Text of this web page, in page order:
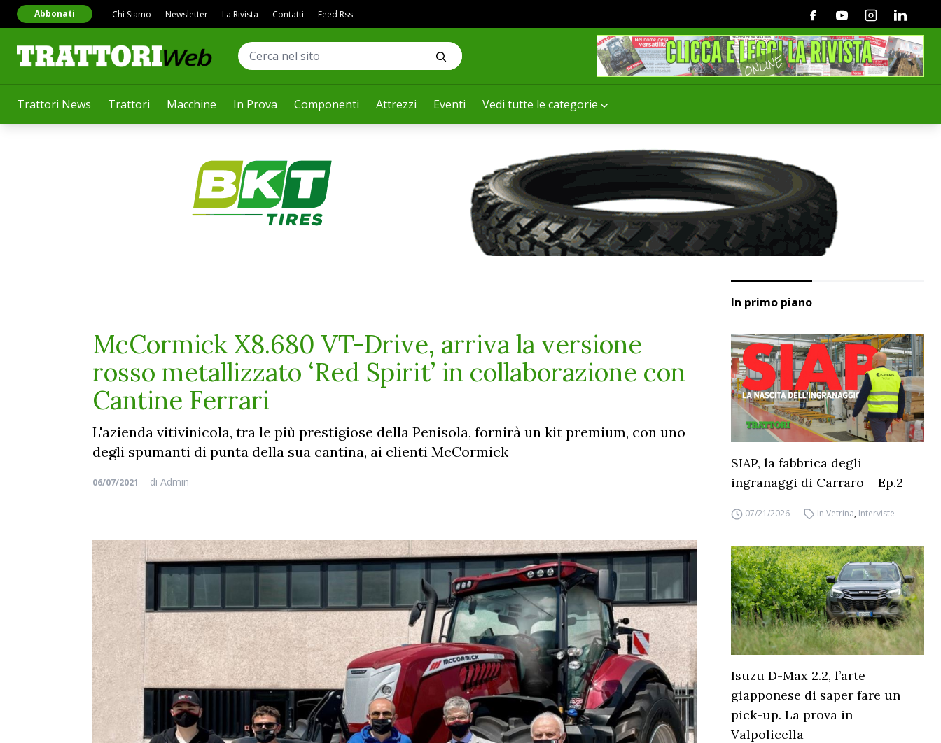
Trattori News Trattori Macchine In Prova Componenti Attrezzi Eventi Vedi tutte le categorie
Abbonati Chi Siamo Newsletter La Rivista Contatti Feed Rss FacebookYoutubeInstagramLinkedin
McCormick X8.680 VT-Drive, arriva la versione
rosso metallizzato ‘Red Spirit’ in collaborazione con
Cantine Ferrari
L'azienda vitivinicola, tra le più prestigiose della Penisola, fornirà un kit premium, con uno
degli spumanti di punta della sua cantina, ai clienti McCormick
06/07/2021 di Admin
In primo piano
SIAP, la fabbrica degli
ingranaggi di Carraro – Ep.2
07/21/2026 In Vetrina, Interviste
Isuzu D-Max 2.2, l’arte
giapponese di saper fare un
pick-up. La prova in
Valpolicella